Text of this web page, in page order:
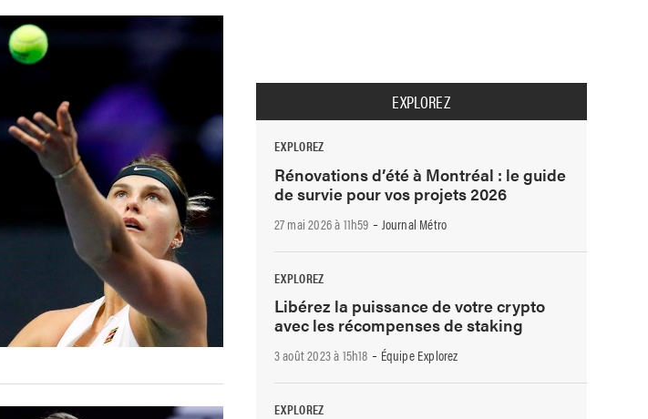
EXPLOREZ
EXPLOREZ
Rénovations d’été à Montréal : le guide
de survie pour vos projets 2026
27 mai 2026 à 11h59 - Journal Métro
EXPLOREZ
Libérez la puissance de votre crypto
avec les récompenses de staking
3 août 2023 à 15h18 - Équipe Explorez
EXPLOREZ